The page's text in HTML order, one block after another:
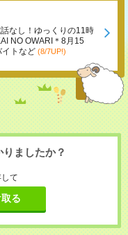
なし！ゆっくりの11時
NO OWARI＊8月15
イトなど (8/7UP!)
ましたか？
て
る